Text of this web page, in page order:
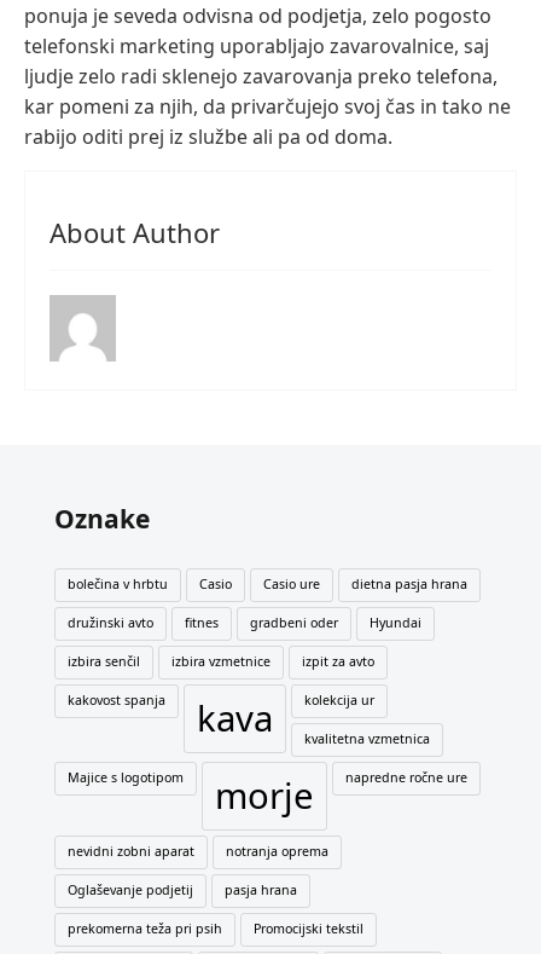
ponuja je seveda odvisna od podjetja, zelo pogosto
telefonski marketing uporabljajo zavarovalnice, saj
ljudje zelo radi sklenejo zavarovanja preko telefona,
kar pomeni za njih, da privarčujejo svoj čas in tako ne
rabijo oditi prej iz službe ali pa od doma.
About Author
Oznake
bolečina v hrbtu Casio Casio ure dietna pasja hrana
družinski avto fitnes gradbeni oder Hyundai
izbira senčil izbira vzmetnice izpit za avto
kakovost spanja kava kolekcija ur
kvalitetna vzmetnica
Majice s logotipom morje napredne ročne ure
nevidni zobni aparat notranja oprema
Oglaševanje podjetij pasja hrana
prekomerna teža pri psih Promocijski tekstil